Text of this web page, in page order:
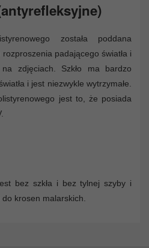
została poddana
padającego światła i
zdjęciach. Szkło ma bardzo
i jest niezwykle wytrzymałe.
jest to, że posiada
bez szkła i bez tylnej szyby i
krosen malarskich.